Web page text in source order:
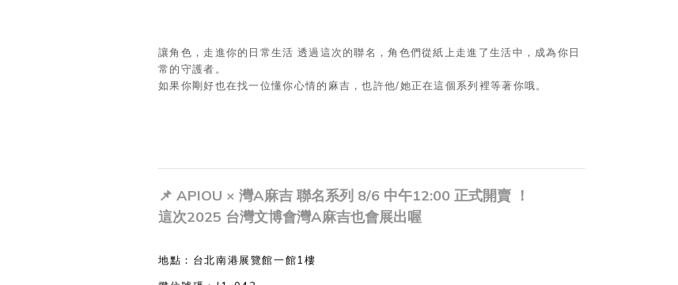
讓角色，走進你的日常生活 透過這次的聯名，角色們從紙上走進了生活中，成為你日
常的守護者。
如果你剛好也在找一位懂你心情的麻吉，也許他/她正在這個系列裡等著你哦。
📌 APIOU × 灣A麻吉 聯名系列 8/6 中午12:00 正式開賣 ！
這次2025 台灣文博會灣A麻吉也會展出喔
地點：台北南港展覽館一館1樓